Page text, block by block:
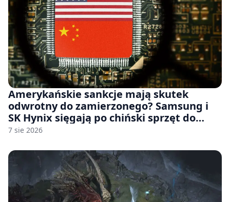
Amerykańskie sankcje mają skutek
odwrotny do zamierzonego? Samsung i
SK Hynix sięgają po chiński sprzęt do
fabryk chipów
7 sie 2026